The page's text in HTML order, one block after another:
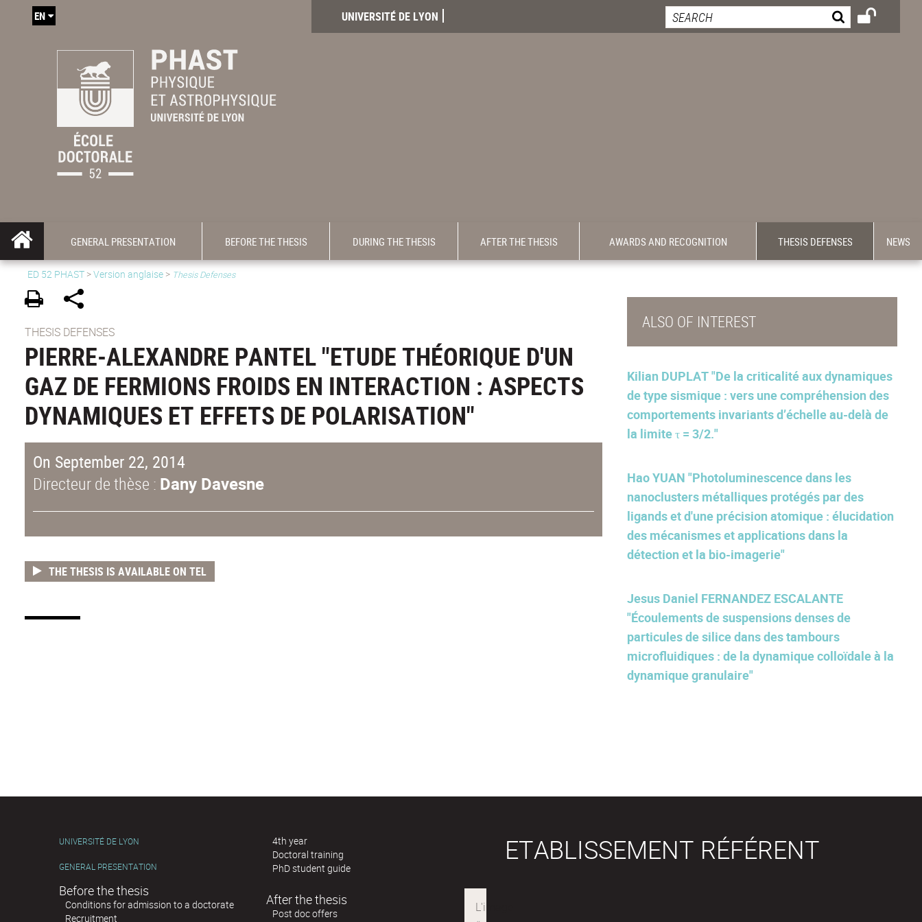
UNIVERSITÉ DE LYON
EN
GENERAL PRESENTATION BEFORE THE THESIS DURING THE THESIS AFTER THE THESIS AWARDS AND RECOGNITION THESIS DEFENSES NEWS
ED 52 PHAST >Version anglaise > Thesis Defenses
THESIS DEFENSES
PIERRE-ALEXANDRE PANTEL "ETUDE THÉORIQUE D'UN
GAZ DE FERMIONS FROIDS EN INTERACTION : ASPECTS
DYNAMIQUES ET EFFETS DE POLARISATION"
On September 22, 2014
Directeur de thèse : Dany Davesne
THE THESIS IS AVAILABLE ON TEL
ALSO OF INTEREST
Kilian DUPLAT "De la criticalité aux dynamiques
de type sismique : vers une compréhension des
comportements invariants d’échelle au-delà de
la limite τ = 3/2."
Hao YUAN "Photoluminescence dans les
nanoclusters métalliques protégés par des
ligands et d'une précision atomique : élucidation
des mécanismes et applications dans la
détection et la bio-imagerie"
Jesus Daniel FERNANDEZ ESCALANTE
"Écoulements de suspensions denses de
particules de silice dans des tambours
microfluidiques : de la dynamique colloïdale à la
dynamique granulaire"
UNIVERSITÉ DE LYON
GENERAL PRESENTATION
Before the thesis
Conditions for admission to a doctorate
Recruitment
4th year
Doctoral training
PhD student guide
After the thesis
Post doc offers
ETABLISSEMENT RÉFÉRENT